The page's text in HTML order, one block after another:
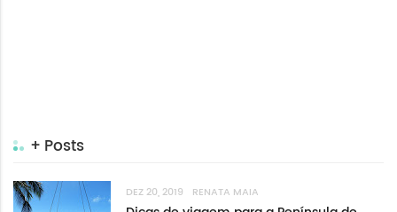
+ Posts
DEZ 20, 2019 RENATA MAIA